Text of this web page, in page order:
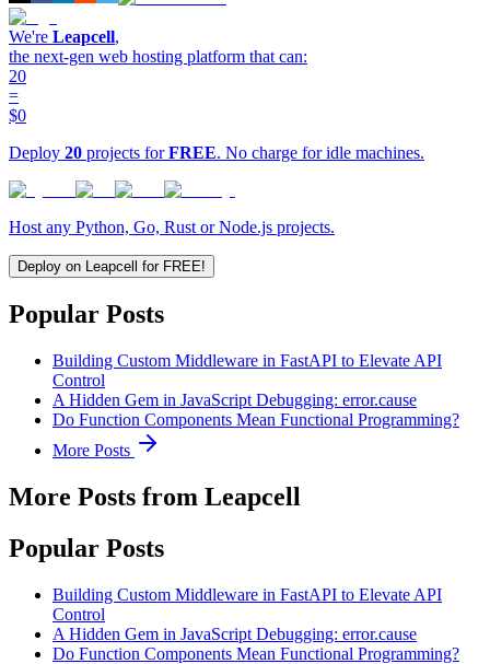
We're Leapcell,
the next-gen web hosting platform that can:
20
=
$0
Deploy 20 projects forFREE. No charge for idle machines.
Host any Python, Go, Rust or Node.js projects.
Deploy on Leapcell for FREE!
Popular Posts
Building Custom Middleware in FastAPI to Elevate API
Control
A Hidden Gem in JavaScript Debugging: error.cause
Do Function Components Mean Functional Programming?
More Posts
More Posts from Leapcell
Popular Posts
Building Custom Middleware in FastAPI to Elevate API
Control
A Hidden Gem in JavaScript Debugging: error.cause
Do Function Components Mean Functional Programming?